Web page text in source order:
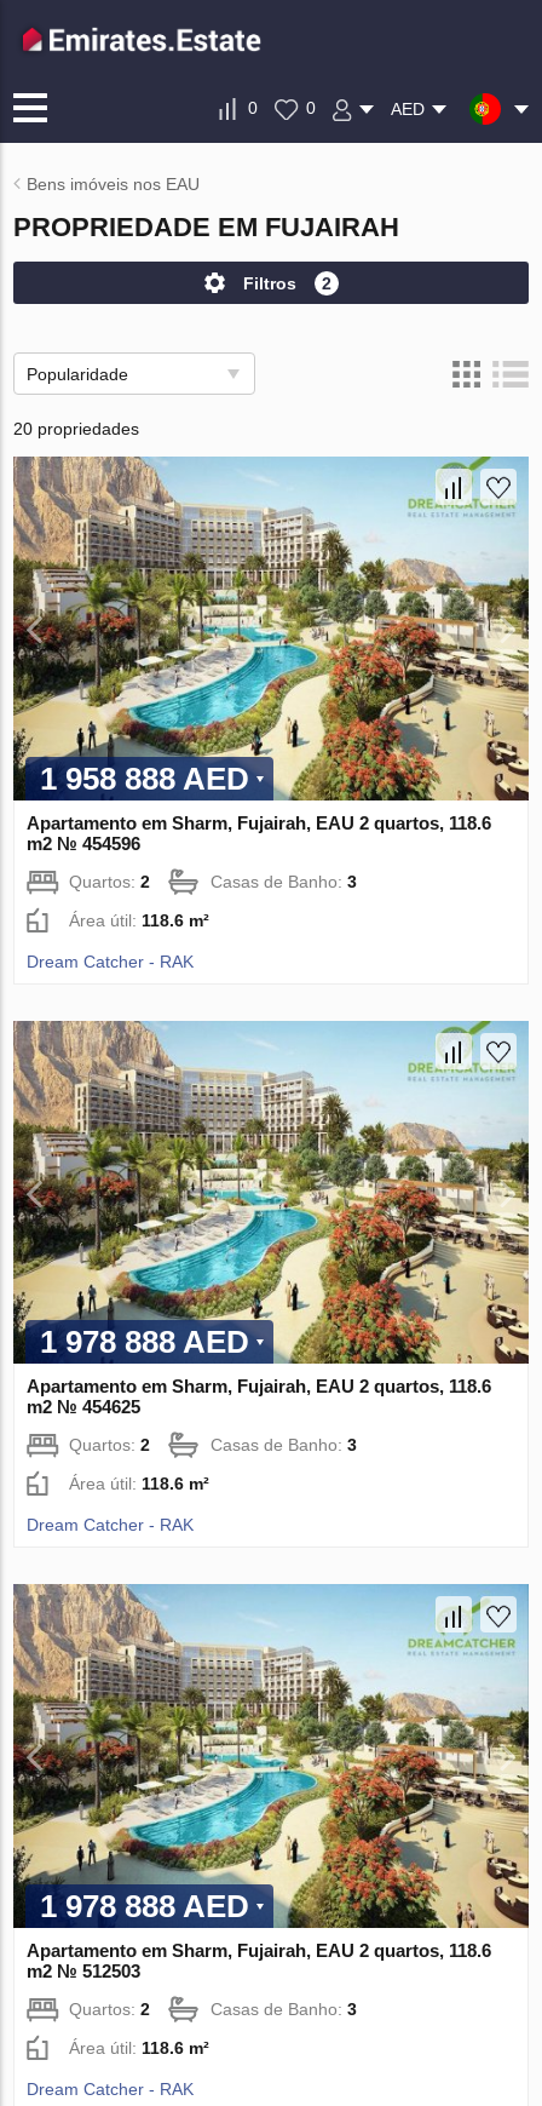
0 0 AED
Bens imóveis nos EAU
PROPRIEDADE EM FUJAIRAH
Filtros 2
Popularidade
20 propriedades
1 958 888 AED
Apartamento em Sharm, Fujairah, EAU 2 quartos, 118.6
m2 № 454596
Quartos:2 Casas de Banho:3
Área útil: 118.6 m²
Dream Catcher - RAK
1 978 888 AED
Apartamento em Sharm, Fujairah, EAU 2 quartos, 118.6
m2 № 454625
Quartos:2 Casas de Banho:3
Área útil:118.6 m²
Dream Catcher - RAK
1 978 888 AED
Apartamento em Sharm, Fujairah, EAU 2 quartos, 118.6
m2 № 512503
Quartos:2 Casas de Banho:3
Área útil: 118.6 m²
Dream Catcher - RAK